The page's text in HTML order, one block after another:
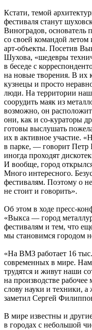
Кстати, темой
фестиваля станут
Виноградов, основатель
со своей командой летом
арт-объекты. Посетив
Шухова, «шедевры
в беседе с
на новые творения. В их
кузнецы и просто
люди. На территории
соорудить маяк из
возможно, он
они, как и со-кураторы
готовы выслушать
их в активное участие.
в парке, — говорит Петр
иногда проходят
И вообще, город
Много интересного.
фестивалям. Поэтому о
не стоит и говорить».
Об этом в ходе пресс-
«Выкса — город
фестивалям и тем, что
мы становимся городом
«На ВМЗ работает 16
современных в мире. Нам
трудятся и живут наши
на производстве
слову науки и техники,
заметил Сергей
В мире известны и
в городах с небольшой